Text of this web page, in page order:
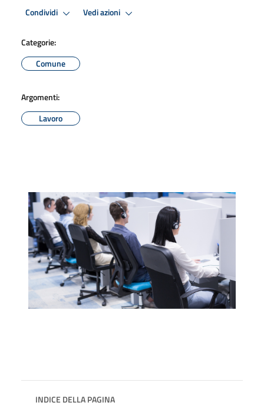
Condividi Vedi azioni
Categorie:
Comune
Argomenti:
Lavoro
INDICE DELLA PAGINA